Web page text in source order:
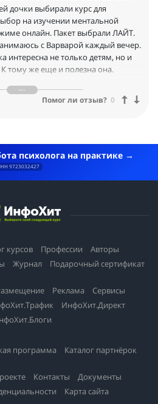
дочки выбирали курс для
на изучении ментальной
онлайн. Пакет выбрали ЛАЙТ.
с Варварой каждый вечер.
интересна не только детям, но и
тому же еще и полезна она.
Появилась какая-то ясность
при умственных нагрузках.
учебы. Кажется, так мало...
Помог ли отзыв? 0
психолога на практике
9723032427
курсов Профессии
Авторы
Журнал Подарочный сертификат
Реклама
Сервисы
ИнфоХит.Директ
программа Каталог партнёрок
Контакты
Документы
Карта сайта